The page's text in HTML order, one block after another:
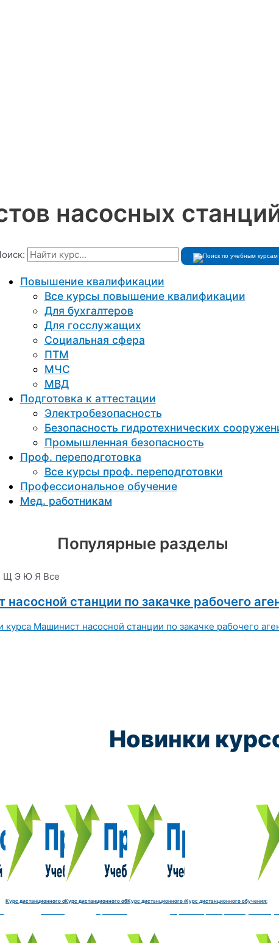
насосных
Повышение квалификации
Все курсы повышение квалификации
Для бухгалтеров
Для госслужащих
Социальная сфера
ПТМ
МЧС
МВД
Подготовка к aттестации
Электробезопасность
Безопасность гидротехнических
Промышленная безопасность
Проф. переподготовка
Все курсы проф. переподготовки
Профессиональное обучение
Мед. работникам
Популярные разделы
Щ Э Ю Я Все
станции по закачке рабочего
Новинки
Курс обучения:
Электромеханик по ремонту и обслуживанию
9800 руб.
Курс обучения:
Чистильщик металла, отливок, изделий и
9800 руб.
Курс дистанционного обучения:
Штамповщик-180 часов
9800 руб.
Курс дистанционного обучения:
Курс
Курс дистанционного обучения:Курс дистанционного обучения: